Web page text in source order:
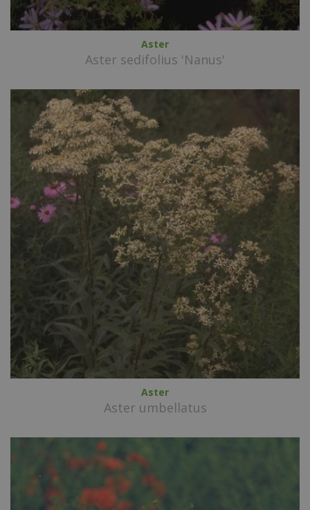
Aster
Aster sedifolius 'Nanus'
Aster
Aster umbellatus